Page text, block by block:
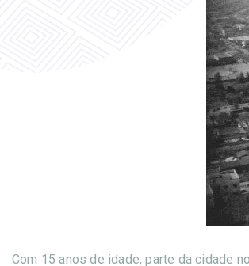
Com 15 anos de idade, parte da cidade